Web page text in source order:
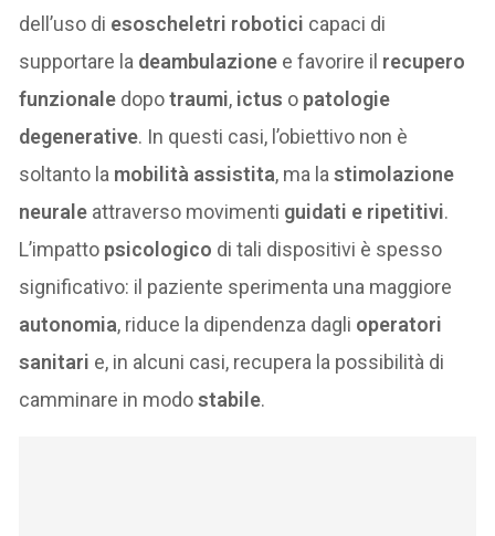
dell’uso di esoscheletri robotici capaci di
supportare la deambulazione e favorire il recupero
funzionale dopotraumi, ictus o patologie
degenerative. In questi casi, l’obiettivo non è
soltanto la mobilità assistita, ma lastimolazione
neurale attraverso movimenti guidati e ripetitivi.
L’impatto psicologico di tali dispositivi è spesso
significativo: il paziente sperimenta una maggiore
autonomia, riduce la dipendenza dagli operatori
sanitari e, in alcuni casi, recupera la possibilità di
camminare in modostabile.